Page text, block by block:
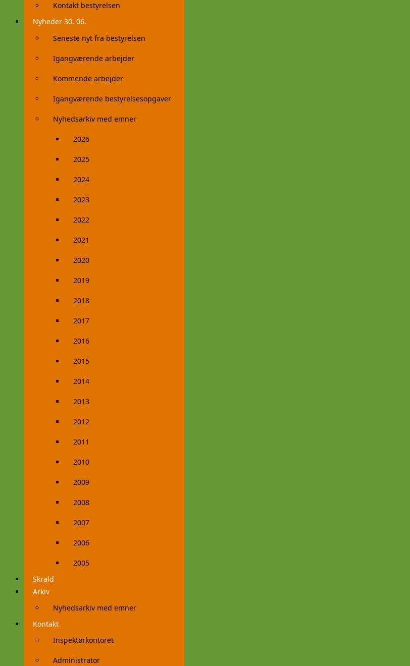
Kontakt bestyrelsen
Nyheder 30. 06.
Seneste nyt fra bestyrelsen
Igangværende arbejder
Kommende arbejder
Igangværende bestyrelsesopgaver
Nyhedsarkiv med emner
2026
2025
2024
2023
2022
2021
2020
2019
2018
2017
2016
2015
2014
2013
2012
2011
2010
2009
2008
2007
2006
2005
Skrald
Arkiv
Nyhedsarkiv med emner
Kontakt
Inspektørkontoret
Administrator